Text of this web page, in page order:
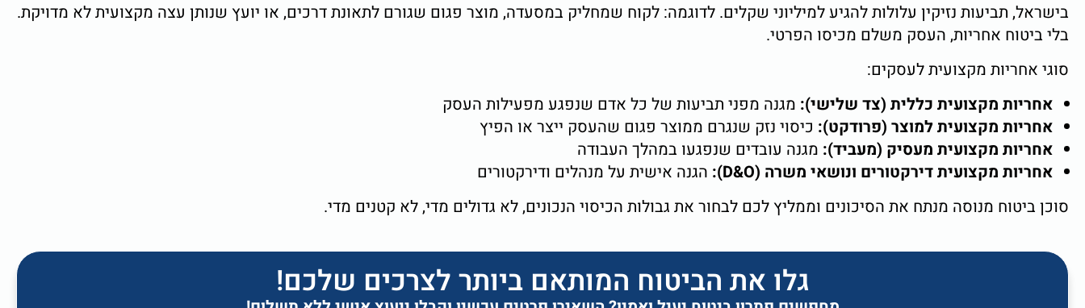
בישראל, תביעות נזיקין עלולות להגיע למיליוני שקלים. לדוגמה: לקוח שמחליק במסעדה, מוצר פגום שגורם לתאונת דרכים, או יועץ שנותן עצה מקצועית לא מדויקת.
בלי ביטוח אחריות, העסק משלם מכיסו הפרטי.
סוגי אחריות מקצועית לעסקים:
אחריות מקצועית כללית (צד שלישי): מגנה מפני תביעות של כל אדם שנפגע מפעילות העסק
אחריות מקצועית למוצר (פרודקט): כיסוי נזק שנגרם ממוצר פגום שהעסק ייצר או הפיץ
אחריות מקצועית מעסיק (מעביד): מגנה עובדים שנפגעו במהלך העבודה
אחריות מקצועית דירקטורים ונושאי משרה (D&O):
הגנה אישית על מנהלים ודירקטורים
סוכן ביטוח מנוסה מנתח את הסיכונים וממליץ לכם לבחור את גבולות הכיסוי הנכונים, לא גדולים מדי, לא קטנים מדי.
גלו את הביטוח המותאם ביותר לצרכים שלכם!